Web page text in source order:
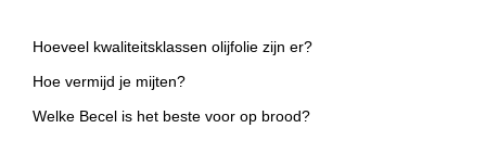
Hoeveel kwaliteitsklassen olijfolie zijn er?
Hoe vermijd je mijten?
Welke Becel is het beste voor op brood?